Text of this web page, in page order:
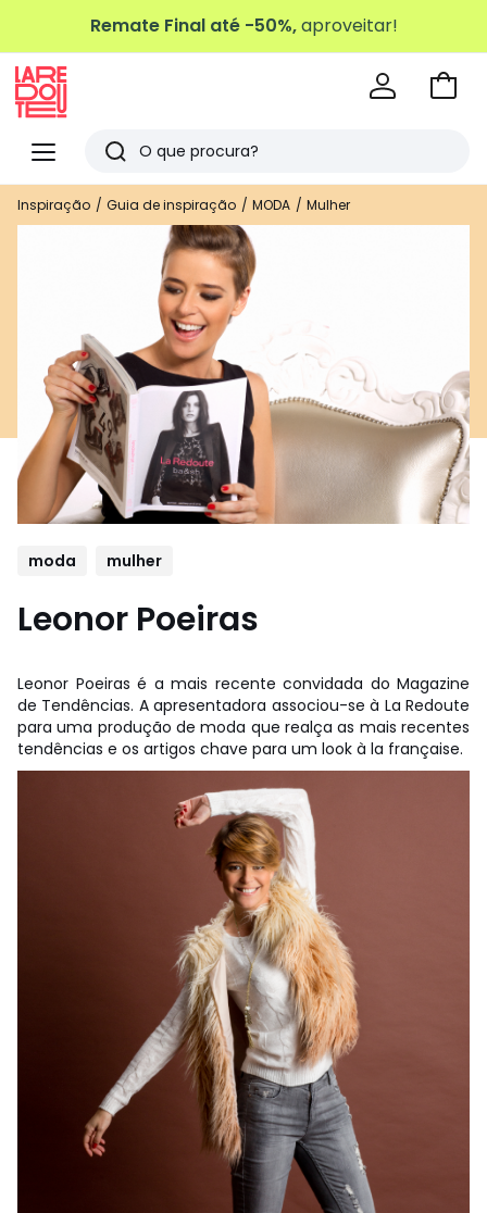
Remate Final até -50%,aproveitar!
Menu
Redoute
Pesquisar
Últimos
artigos
Ir
Inspiração Guia de inspiração MODA Mulher
moda mulher
Leonor Poeiras
Leonor Poeiras é a mais recente convidada do Magazine
de Tendências. A apresentadora associou-se à La Redoute
para uma produção de moda que realça as mais recentes
tendências e os artigos chave para um look à la française.